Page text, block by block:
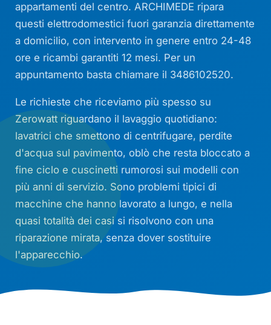
appartamenti del centro. ARCHIMEDE ripara
questi elettrodomestici fuori garanzia direttamente
a domicilio, con intervento in genere entro 24-48
ore e ricambi garantiti 12 mesi. Per un
appuntamento basta chiamare il 3486102520.
Le richieste che riceviamo più spesso su
Zerowatt riguardano il lavaggio quotidiano:
lavatrici che smettono di centrifugare, perdite
d'acqua sul pavimento, oblò che resta bloccato a
fine ciclo e cuscinetti rumorosi sui modelli con
più anni di servizio. Sono problemi tipici di
macchine che hanno lavorato a lungo, e nella
quasi totalità dei casi si risolvono con una
riparazione mirata, senza dover sostituire
l'apparecchio.